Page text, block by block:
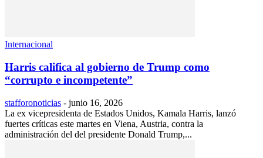
Internacional
Harris califica al gobierno de Trump como
“corrupto e incompetente”
stafforonoticias - junio 16, 2026
La ex vicepresidenta de Estados Unidos, Kamala Harris, lanzó
fuertes críticas este martes en Viena, Austria, contra la
administración del del presidente Donald Trump,...